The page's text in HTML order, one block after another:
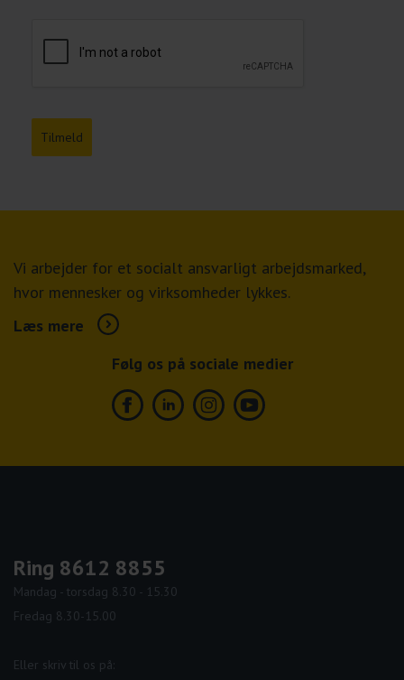
Tilmeld
Vi arbejder for et socialt ansvarligt arbejdsmarked,
hvor mennesker og virksomheder lykkes.
Læs mere
Følg os på sociale medier
Ring 8612 8855
Mandag - torsdag 8.30 - 15.30
Fredag 8.30-15.00
Eller skriv til os på: